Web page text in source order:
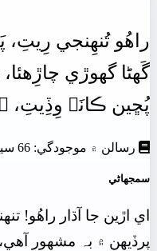
راھُوتُنھِنجي رِيتِ،
گَهڻا گهوڙي چاڙِھئا،
پُڇين ڪانَہ وِڏِيتِ،
رسالن ۾ موجودگي: 66 سيڪڙو
سمجهاڻي
اي اڙين جا آڌار راهُو!
پرڏيھن ۾ بہ مشھور